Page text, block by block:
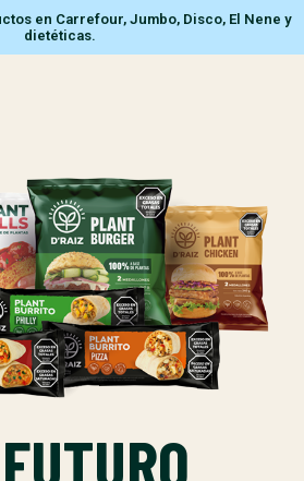
en Carrefour, Jumbo, Disco, El Nene y
dietéticas.